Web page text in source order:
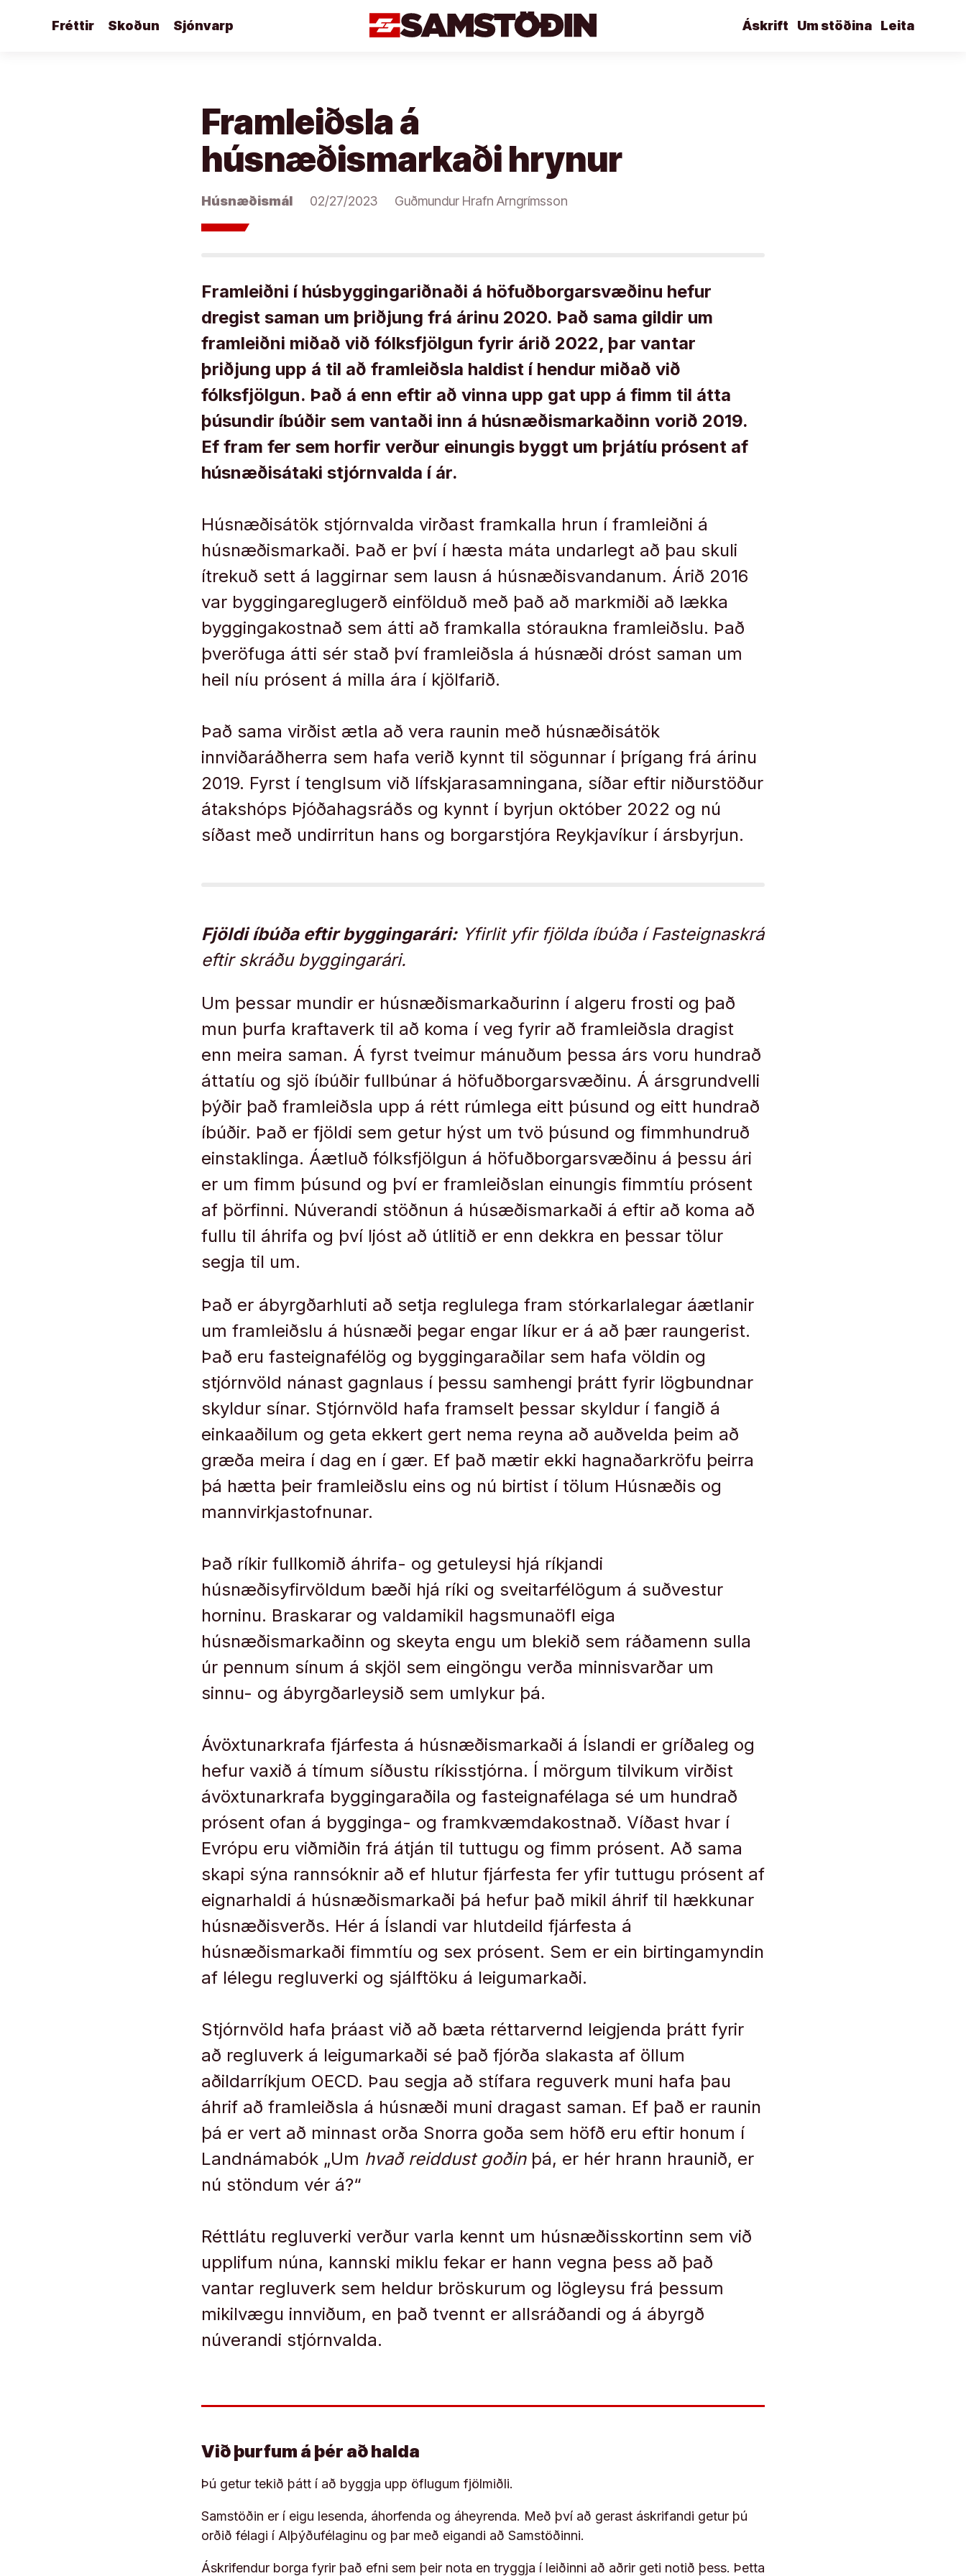
Fréttir Skoðun Sjónvarp Leita
Um stöðina
Áskrift
Framleiðsla á
húsnæðismarkaði hrynur
Húsnæðismál 02/27/2023 Guðmundur Hrafn Arngrímsson
Framleiðni í húsbyggingariðnaði á höfuðborgarsvæðinu hefur
dregist saman um þriðjung frá árinu 2020. Það sama gildir um
framleiðni miðað við fólksfjölgun fyrir árið 2022, þar vantar
þriðjung upp á til að framleiðsla haldist í hendur miðað við
fólksfjölgun. Það á enn eftir að vinna upp gat upp á fimm til átta
þúsundir íbúðir sem vantaði inn á húsnæðismarkaðinn vorið 2019.
Ef fram fer sem horfir verður einungis byggt um þrjátíu prósent af
húsnæðisátaki stjórnvalda í ár.
Húsnæðisátök stjórnvalda virðast framkalla hrun í framleiðni á
húsnæðismarkaði. Það er því í hæsta máta undarlegt að þau skuli
ítrekuð sett á laggirnar sem lausn á húsnæðisvandanum. Árið 2016
var byggingareglugerð einfölduð með það að markmiði að lækka
byggingakostnað sem átti að framkalla stóraukna framleiðslu. Það
þveröfuga átti sér stað því framleiðsla á húsnæði dróst saman um
heil níu prósent á milla ára í kjölfarið.
Það sama virðist ætla að vera raunin með húsnæðisátök
innviðaráðherra sem hafa verið kynnt til sögunnar í þrígang frá árinu
2019. Fyrst í tenglsum við lífskjarasamningana, síðar eftir niðurstöður
átakshóps Þjóðahagsráðs og kynnt í byrjun október 2022 og nú
síðast með undirritun hans og borgarstjóra Reykjavíkur í ársbyrjun.
Fjöldi íbúða eftir byggingarári:Yfirlit yfir fjölda íbúða í Fasteignaskrá
eftir skráðu byggingarári.
Um þessar mundir er húsnæðismarkaðurinn í algeru frosti og það
mun þurfa kraftaverk til að koma í veg fyrir að framleiðsla dragist
enn meira saman. Á fyrst tveimur mánuðum þessa árs voru hundrað
áttatíu og sjö íbúðir fullbúnar á höfuðborgarsvæðinu. Á ársgrundvelli
þýðir það framleiðsla upp á rétt rúmlega eitt þúsund og eitt hundrað
íbúðir. Það er fjöldi sem getur hýst um tvö þúsund og fimmhundruð
einstaklinga. Áætluð fólksfjölgun á höfuðborgarsvæðinu á þessu ári
er um fimm þúsund og því er framleiðslan einungis fimmtíu prósent
af þörfinni. Núverandi stöðnun á húsæðismarkaði á eftir að koma að
fullu til áhrifa og því ljóst að útlitið er enn dekkra en þessar tölur
segja til um.
Það er ábyrgðarhluti að setja reglulega fram stórkarlalegar áætlanir
um framleiðslu á húsnæði þegar engar líkur er á að þær raungerist.
Það eru fasteignafélög og byggingaraðilar sem hafa völdin og
stjórnvöld nánast gagnlaus í þessu samhengi þrátt fyrir lögbundnar
skyldur sínar. Stjórnvöld hafa framselt þessar skyldur í fangið á
einkaaðilum og geta ekkert gert nema reyna að auðvelda þeim að
græða meira í dag en í gær. Ef það mætir ekki hagnaðarkröfu þeirra
þá hætta þeir framleiðslu eins og nú birtist í tölum Húsnæðis og
mannvirkjastofnunar.
Það ríkir fullkomið áhrifa- og getuleysi hjá ríkjandi
húsnæðisyfirvöldum bæði hjá ríki og sveitarfélögum á suðvestur
horninu. Braskarar og valdamikil hagsmunaöfl eiga
húsnæðismarkaðinn og skeyta engu um blekið sem ráðamenn sulla
úr pennum sínum á skjöl sem eingöngu verða minnisvarðar um
sinnu- og ábyrgðarleysið sem umlykur þá.
Ávöxtunarkrafa fjárfesta á húsnæðismarkaði á Íslandi er gríðaleg og
hefur vaxið á tímum síðustu ríkisstjórna. Í mörgum tilvikum virðist
ávöxtunarkrafa byggingaraðila og fasteignafélaga sé um hundrað
prósent ofan á bygginga- og framkvæmdakostnað. Víðast hvar í
Evrópu eru viðmiðin frá átján til tuttugu og fimm prósent. Að sama
skapi sýna rannsóknir að ef hlutur fjárfesta fer yfir tuttugu prósent af
eignarhaldi á húsnæðismarkaði þá hefur það mikil áhrif til hækkunar
húsnæðisverðs. Hér á Íslandi var hlutdeild fjárfesta á
húsnæðismarkaði fimmtíu og sex prósent. Sem er ein birtingamyndin
af lélegu regluverki og sjálftöku á leigumarkaði.
Stjórnvöld hafa þráast við að bæta réttarvernd leigjenda þrátt fyrir
að regluverk á leigumarkaði sé það fjórða slakasta af öllum
aðildarríkjum OECD. Þau segja að stífara reguverk muni hafa þau
áhrif að framleiðsla á húsnæði muni dragast saman. Ef það er raunin
þá er vert að minnast orða Snorra goða sem höfð eru eftir honum í
Landnámabók „Um hvað reiddust goðinþá, er hér hrann hraunið, er
nú stöndum vér á?“
Réttlátu regluverki verður varla kennt um húsnæðisskortinn sem við
upplifum núna, kannski miklu fekar er hann vegna þess að það
vantar regluverk sem heldur bröskurum og lögleysu frá þessum
mikilvægu innviðum, en það tvennt er allsráðandi og á ábyrgð
núverandi stjórnvalda.
Við þurfum á þér að halda
Þú getur tekið þátt í að byggja upp öflugum fjölmiðli.
Samstöðin er í eigu lesenda, áhorfenda og áheyrenda. Með því að gerast áskrifandi getur þú
orðið félagi í Alþýðufélaginu og þar með eigandi að Samstöðinni.
Áskrifendur borga fyrir það efni sem þeir nota en tryggja í leiðinni að aðrir geti notið þess. Þetta